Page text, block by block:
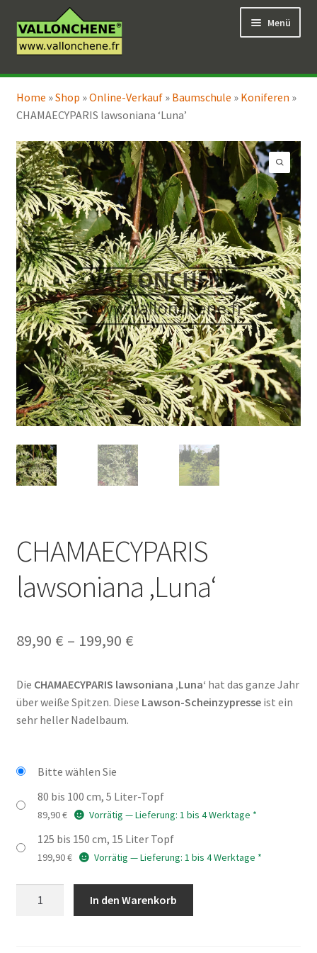
Navigation
springen
Inhalt
springen
Menü
Online-Verkauf
Coaching für den Garten
Home »Shop »Online-Verkauf» Baumschule » Koniferen »
CHAMAECYPARIS lawsoniana ‘Luna’
CHAMAECYPARIS
lawsoniana ‚Luna‘
89,90 € – 199,90 €Preisspanne:
bis
Die CHAMAECYPARIS lawsoniana ‚Luna‘ hat das ganze Jahr
über weiße Spitzen. Diese Lawson-Scheinzypresseist ein
sehr heller Nadelbaum.
Bitte wählen Sie
80 bis 100 cm, 5 Liter-Topf
89,90€ Vorrätig — Lieferung: 1 bis 4 Werktage *
125 bis 150 cm, 15 Liter Topf
199,90€ Vorrätig — Lieferung: 1 bis 4 Werktage *
In den Warenkorb